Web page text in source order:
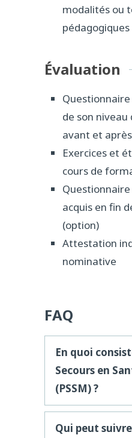
modalités ou
pédagogiques
Évaluation
de son
avant et
Exercices et
cours de
Questionnaire
acquis en fin
(option)
Attestation
nominative
FAQ
En quoi
Secours en
(PSSM) ?
Qui peut